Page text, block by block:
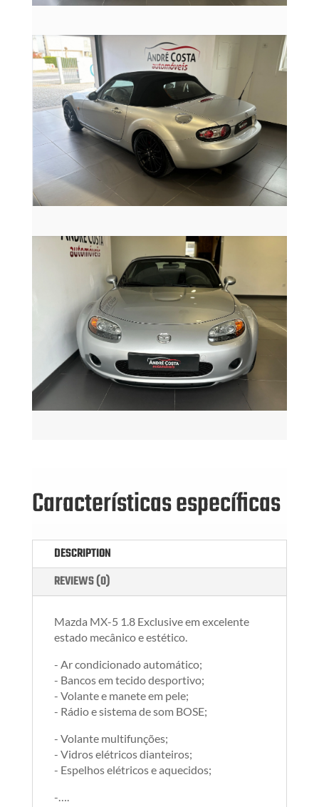
Características específicas
DESCRIPTION
REVIEWS (0)
Mazda MX-5 1.8 Exclusive em excelente
estado mecânico e estético.
- Ar condicionado automático;
- Bancos em tecido desportivo;
- Volante e manete em pele;
- Rádio e sistema de som BOSE;
- Volante multifunções;
- Vidros elétricos dianteiros;
- Espelhos elétricos e aquecidos;
-….